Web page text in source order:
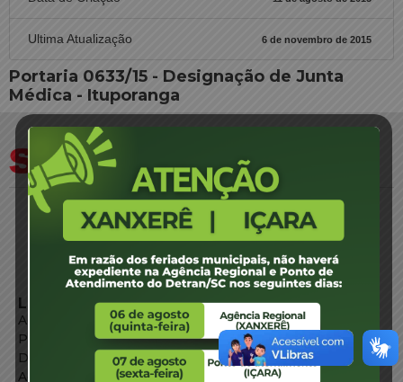
Ultima Atualização 6 de novembro de 2015
Portaria 0633/15 - Designação de Junta
Médica - Ituporanga
LINKS EXTERNOS
Agência de Notícias
Portal de Serviços
Diário Oficial
Acesso à Informação